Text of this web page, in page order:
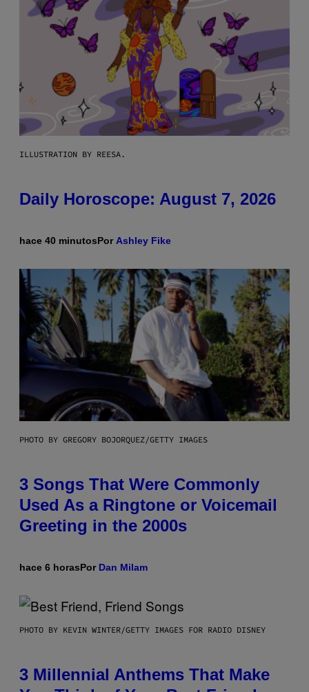
ILLUSTRATION BY REESA.
Daily Horoscope: August 7, 2026
hace 40 minutosPor Ashley Fike
PHOTO BY GREGORY BOJORQUEZ/GETTY IMAGES
3 Songs That Were Commonly
Used As a Ringtone or Voicemail
Greeting in the 2000s
hace 6 horasPor Dan Milam
PHOTO BY KEVIN WINTER/GETTY IMAGES FOR RADIO DISNEY
3 Millennial Anthems That Make